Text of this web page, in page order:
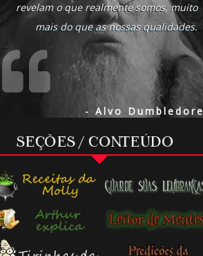
revelam o que realmente somos, muito
mais do que as nossas qualidades.
- Alvo Dumbledore
SEÇÕES / CONTEÚDO
1️⃣ 8️⃣